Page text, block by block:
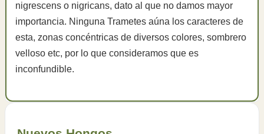
nigrescens o nigricans, dato al que no damos mayor
importancia. Ninguna Trametes aúna los caracteres de
esta, zonas concéntricas de diversos colores, sombrero
velloso etc, por lo que consideramos que es
inconfundible.